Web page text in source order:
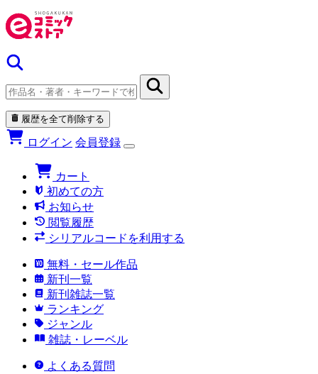
履歴を全て削除する
ログイン 会員登録
カート
初めての方
お知らせ
閲覧履歴
シリアルコードを利用する
無料・セール作品
新刊一覧
新刊雑誌一覧
ランキング
ジャンル
雑誌・レーベル
よくある質問